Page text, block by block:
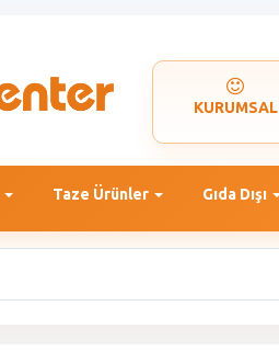
KURUMSAL
Taze Ürünler Gıda Dışı